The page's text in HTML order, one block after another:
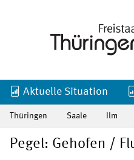
Aktuelle Situation
Thüringen Saale Ilm
Pegel: Gehofen /